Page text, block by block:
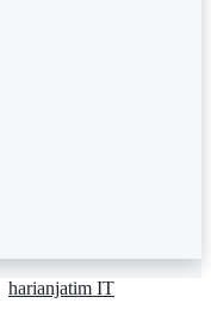
harianjatim IT